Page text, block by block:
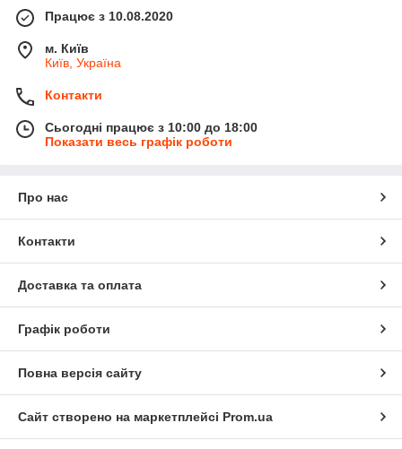
Працює з 10.08.2020
м. Київ
Київ, Україна
Контакти
Сьогодні працює з 10:00 до 18:00
Показати весь графік роботи
Про нас
Контакти
Доставка та оплата
Графік роботи
Повна версія сайту
Сайт створено на маркетплейсі Prom.ua